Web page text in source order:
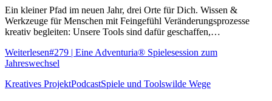
Ein kleiner Pfad im neuen Jahr, drei Orte für Dich. Wissen &
Werkzeuge für Menschen mit Feingefühl Veränderungsprozesse
kreativ begleiten: Unsere Tools sind dafür geschaffen,…
Weiterlesen#279 | Eine Adventuria® Spielesession zum
Jahreswechsel
Kreatives ProjektPodcastSpiele und Toolswilde Wege